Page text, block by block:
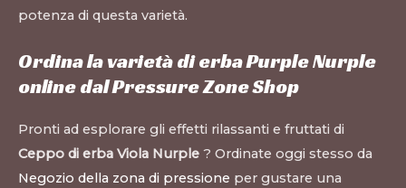
potenza di questa varietà.
Ordina la varietà di erba Purple Nurple
online dal Pressure Zone Shop
Pronti ad esplorare gli effetti rilassanti e fruttati di
Ceppo di erba Viola Nurple ? Ordinate oggi stesso da
Negozio della zona di pressione per gustare una